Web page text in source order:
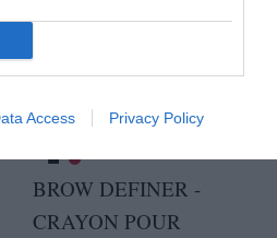
Access Privacy Policy
σκιά για να γεμίσεις τα
4
BROW DEFINER -
CRAYON POUR